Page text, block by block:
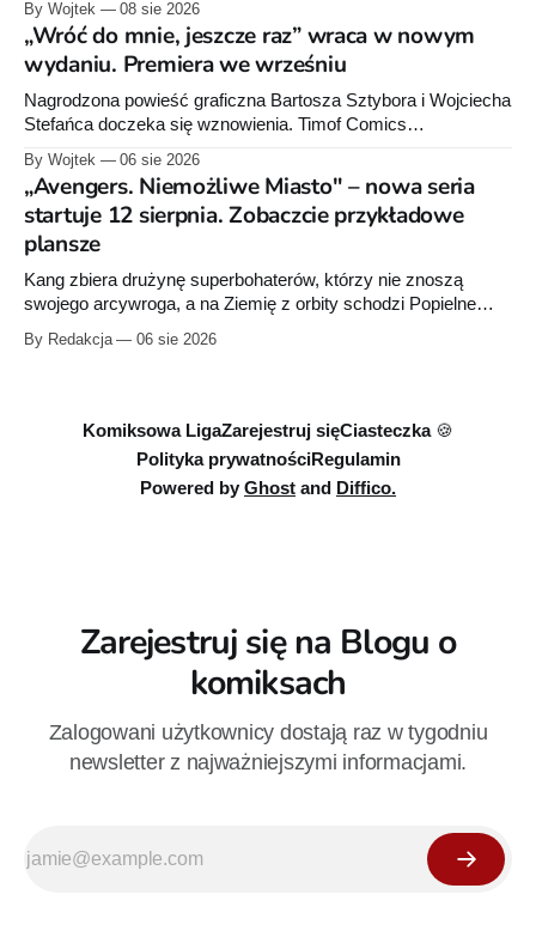
sprzedaży niemal dokładnie w dniu jego urodzin.
By Wojtek 08 sie 2026
„Wróć do mnie, jeszcze raz” wraca w nowym
wydaniu. Premiera we wrześniu
Nagrodzona powieść graficzna Bartosza Sztybora i Wojciecha
Stefańca doczeka się wznowienia. Timof Comics
raz”, którego pierwsze wydanie ukazało się w 2015 roku.
By Wojtek 06 sie 2026
„Avengers. Niemożliwe Miasto" – nowa seria
startuje 12 sierpnia. Zobaczcie przykładowe
plansze
Kang zbiera drużynę superbohaterów, którzy nie znoszą
swojego arcywroga, a na Ziemię z orbity schodzi Popielne
serii Avengers autorstwa Jeda MacKaya trafia do sklepów 12
By Redakcja 06 sie 2026
Komiksowa LigaZarejestruj sięCiasteczka 🍪
Polityka prywatnościRegulamin
Powered by Ghost and Diffico.
Zarejestruj się na Blogu o
komiksach
Zalogowani użytkownicy dostają raz w tygodniu
newsletter z najważniejszymi informacjami.